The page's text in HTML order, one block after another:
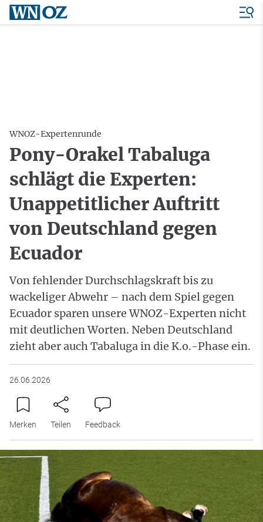
WNOZ-Expertenrunde
Pony-Orakel Tabaluga
schlägt die Experten:
Unappetitlicher Auftritt
von Deutschland gegen
Ecuador
Von fehlender Durchschlagskraft bis zu
wackeliger Abwehr – nach dem Spiel gegen
Ecuador sparen unsere WNOZ-Experten nicht
mit deutlichen Worten. Neben Deutschland
zieht aber auch Tabaluga in die K.o.-Phase ein.
26.06.2026
Merken Teilen Feedback